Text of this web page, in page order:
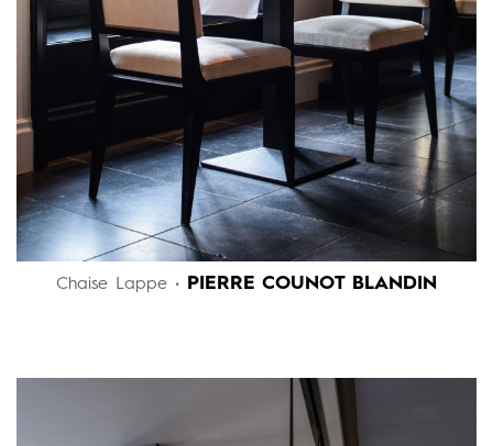
Chaise Lappe • PIERRE COUNOT BLANDIN